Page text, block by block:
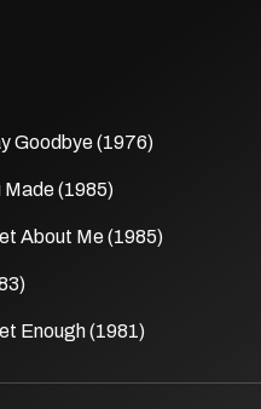
Goodbye (1976)
Made (1985)
About Me (1985)
Enough (1981)